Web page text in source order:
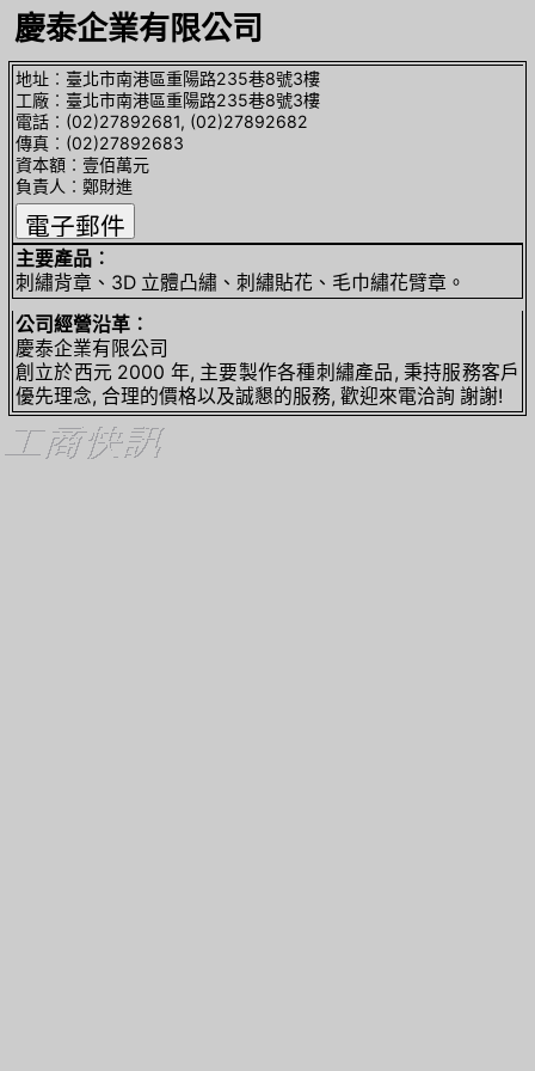
慶泰企業有限公司
地址︰臺北市南港區重陽路235巷8號3樓
工廠︰臺北市南港區重陽路235巷8號3樓
電話︰(02)27892681, (02)27892682
傳真︰(02)27892683
資本額︰壹佰萬元
負責人︰鄭財進
主要產品︰
刺繡背章、3D 立體凸繡、刺繡貼花、毛巾繡花臂章。
公司經營沿革︰
慶泰企業有限公司
創立於西元 2000 年, 主要製作各種刺繡產品, 秉持服務客戶
優先理念, 合理的價格以及誠懇的服務, 歡迎來電洽詢 謝謝!